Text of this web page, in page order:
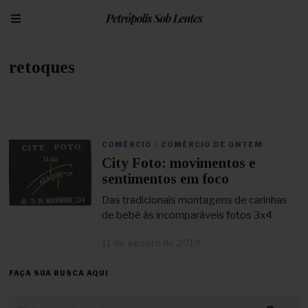
retoques
COMÉRCIO / COMÉRCIO DE ONTEM
City Foto: movimentos e
sentimentos em foco
Das tradicionais montagens de carinhas
de bebê às incomparáveis fotos 3x4
FAÇA SUA BUSCA AQUI